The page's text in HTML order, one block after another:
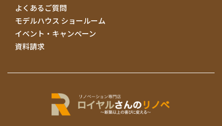
よくあるご質問
モデルハウス ショールーム
イベント・キャンペーン
資料請求